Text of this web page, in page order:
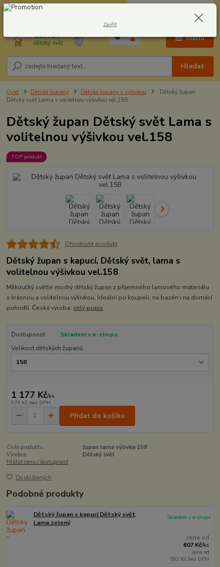
Menu
Hledat
604278943 0,00 Kč
Úvod Dětské župany Dětské župany s výšivkou
Dětský župan
Dětský svět Lama s volitelnou výšivkou vel.158
Dětský župan Dětský svět Lama s
volitelnou výšivkou vel.158
TOP produkt
Ohodnotit produkt
Dětský župan s kapucí, Dětský svět, lama s
volitelnou výšivkou vel.158
Měkoučký světle modrý dětský župan z příjemného lamového materiálu
s krásnou a volitelnou výšivkou. Ideální po koupeli, na bazén i na domácí
pohodlí. Česká výroba. celý popis
Dostupnost
Skladem v e-shopu
Velikost dětských županů
1 177 Kč/ks
973 Kč bez DPH
Přidat do košíku
Číslo produktu:
župan lama výšivka 158
Výrobce:
Dětský svět
Hlídat cenu / dostupnost
Do oblíbených
Podobné produkty
Dětský župan s kapucí Dětský svět
Lama zelený
cena od
607 Kč/ks
cena od
502 Kč bez DPH
Skladem v e-shopu
Zavřít